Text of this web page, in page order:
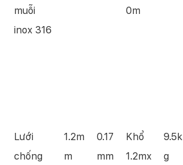
muỗi
inox 316
0m
Lưới
chống
1.2m
m
0.17
mm
Khổ
1.2mx
9.5k
g